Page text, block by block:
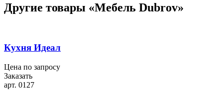
Другие товары «Мебель Dubrov»
Кухня Идеал
Цена по запросу
Заказать
арт. 0127